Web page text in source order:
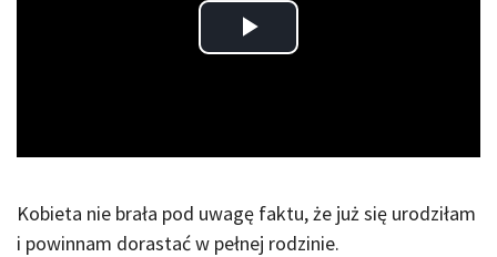
Play
Kobieta nie brała pod uwagę faktu, że już się urodziłam
i powinnam dorastać w pełnej rodzinie.